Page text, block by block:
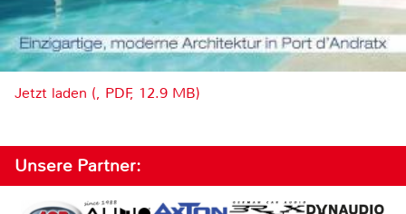
Jetzt laden (, PDF, 12.9 MB)
Unsere Partner: